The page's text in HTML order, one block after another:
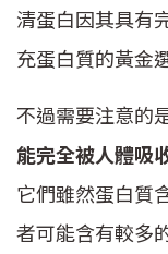
清蛋白因其具有
充蛋白質的黃金
不過需要注意的
能完全被人體吸
它們雖然蛋白質
者可能含有較多